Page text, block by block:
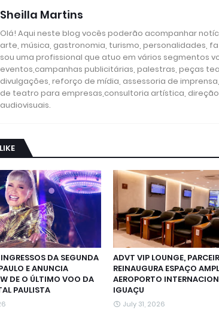
Sheilla Martins
Olá! Aqui neste blog vocês poderão acompanhar
arte, música, gastronomia, turismo, personalidades,
sou uma profissional que atuo em vários segmentos
eventos,campanhas publicitárias, palestras, peças
divulgações, reforço de mídia, assessoria de
de teatro para empresas,consultoria artística,
audiovisuais.
DA SEGUNDA
E ANUNCIA
DE O ÚLTIMO VOO DA
PAULISTA
ADVT VIP LOUNGE,
REINAUGURA ESPAÇO
AEROPORTO
IGUAÇU
July 31, 2026